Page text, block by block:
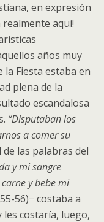
en expresión
realmente aquí!
años muy
Fiesta estaba en
plena de la
escandalosa
“Disputaban los
a comer su
de las palabras del
y mi sangre
y bebe mi
56)− costaba a
costaría, luego,